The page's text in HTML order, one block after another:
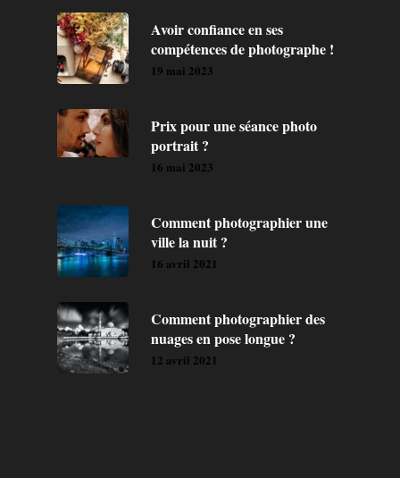
Avoir confiance en ses
compétences de photographe !
19 mai 2023
Prix pour une séance photo
portrait ?
16 mai 2023
Comment photographier une
ville la nuit ?
16 avril 2021
Comment photographier des
nuages en pose longue ?
12 avril 2021